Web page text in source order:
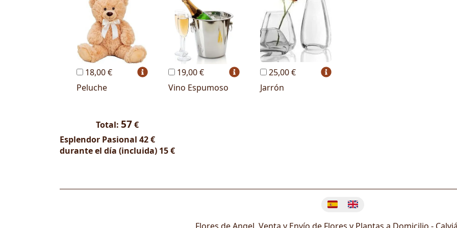
18,00 €
Peluche
19,00 €
Vino Espumoso
25,00 €
Jarrón
Total: 57€
Esplendor Pasional 42 €
durante el día (incluida) 15 €
Cambiar idioma